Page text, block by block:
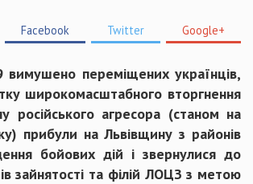
Facebook Twitter Google+
переміщених українців,
широкомасштабного вторгнення
російського агресора (станом на
прибули на Львівщину з районів
бойових дій і звернулися до
зайнятості та філій ЛОЦЗ з метою